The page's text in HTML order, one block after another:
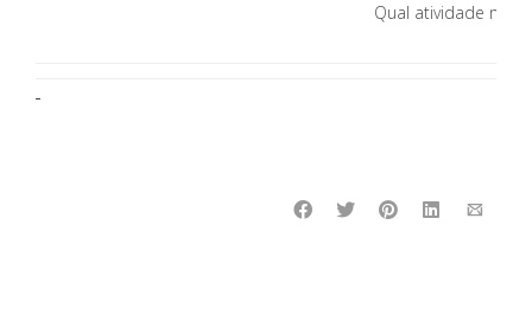
Qual atividade mais